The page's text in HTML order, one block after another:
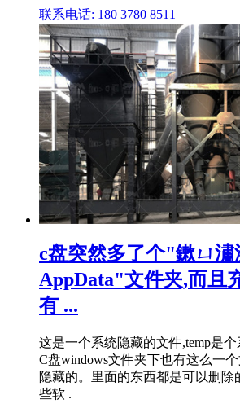
联系电话: 180 3780 8511
c盘突然多了个"鏉ㄩ潚
AppData"文件夹,而且
有 ...
这是一个系统隐藏的文件,temp是
C盘windows文件夹下也有这么一
隐藏的。里面的东西都是可以删除
些软 .